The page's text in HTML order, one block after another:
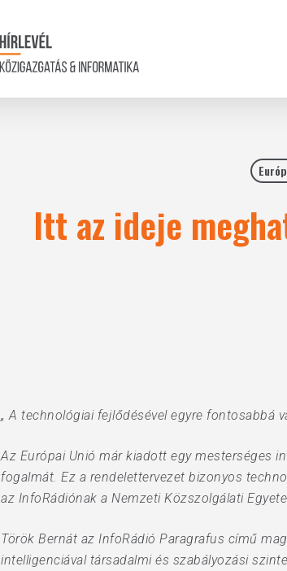
Itt az ideje
„ A technológiai fejlődésével egyre fontosabbá
Az Európai Unió már kiadott egy mesterséges
fogalmát. Ez a rendelettervezet bizonyos
az InfoRádiónak a Nemzeti Közszolgálati
Török Bernát az InfoRádió Paragrafus című
intelligenciával társadalmi és szabályozási